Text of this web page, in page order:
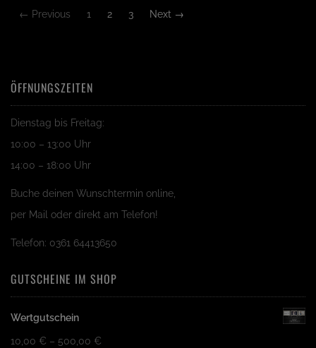
← Previous 1 2 3 Next →
ÖFFNUNGSZEITEN
Dienstag bis Freitag:
10:00 – 13:00 Uhr
14:00 – 18:00 Uhr
Buche deinen Wunschtermin online,
per Mail oder direkt am Telefon!
Telefon: 0361 64413650
GUTSCHEINE IM SHOP
Wertgutschein
10,00 € – 500,00 €